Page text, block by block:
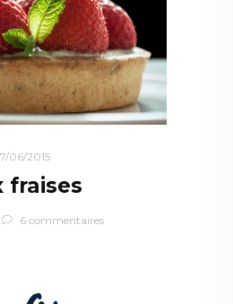
06/2015
fraises
6 commentaires